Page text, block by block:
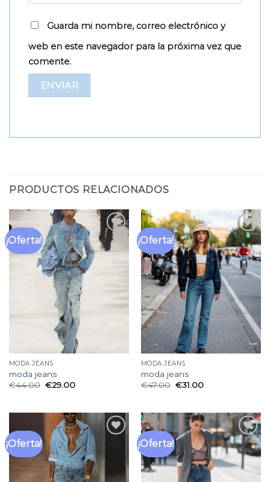
Guarda mi nombre, correo electrónico y
web en este navegador para la próxima vez que
comente.
PRODUCTOS RELACIONADOS
¡Oferta!
Añadir
a la
MODA JEANS
moda jeans
€44.00 €29.00
¡Oferta!
Añadir
a la
lista
de
deseos
MODA JEANS
moda jeans
€47.00 €31.00
¡Oferta!
deseos
¡Oferta!
Añadir
a la
lista
de